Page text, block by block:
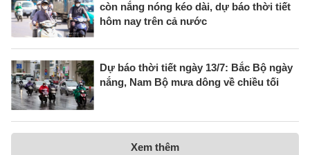
còn nắng nóng kéo dài, dự báo thời tiết
hôm nay trên cả nước
Dự báo thời tiết ngày 13/7: Bắc Bộ ngày
nắng, Nam Bộ mưa dông về chiều tối
Xem thêm